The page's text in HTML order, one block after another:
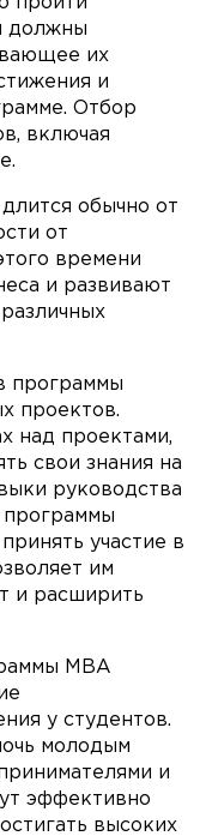
должны
их
и
Отбор
включая
обычно от
от
времени
и развивают
программы
проектов.
над проектами,
свои знания на
руководства
программы
участие в
им
и расширить
MBA
у студентов.
молодым
и
эффективно
высоких